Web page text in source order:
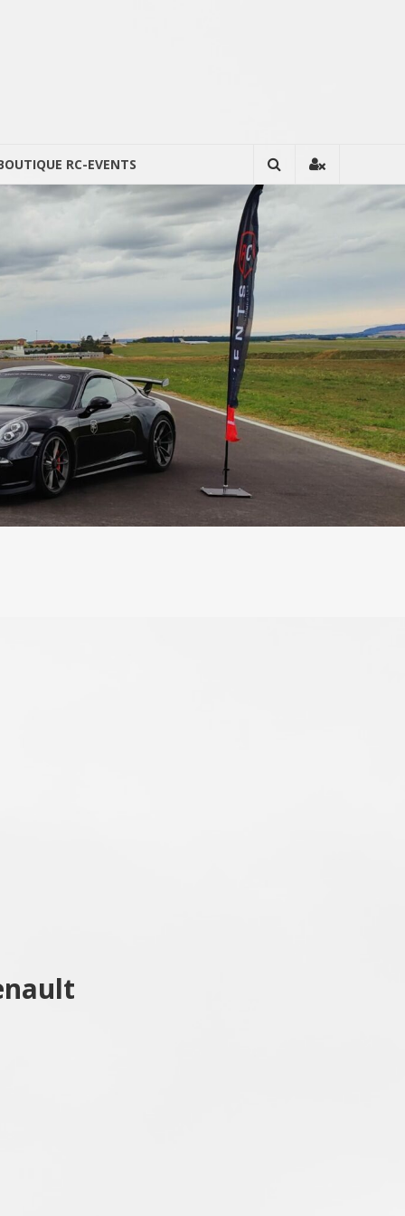
RC-EVENTS